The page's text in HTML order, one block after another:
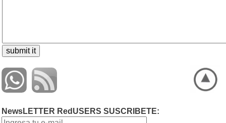
NewsLETTER RedUSERS SUSCRIBETE: